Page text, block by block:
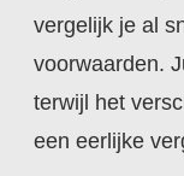
vergelijk je al
voorwaarden.
terwijl het
een eerlijke